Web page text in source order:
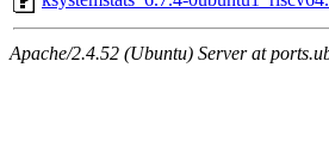
Apache/2.4.52 (Ubuntu) Server at